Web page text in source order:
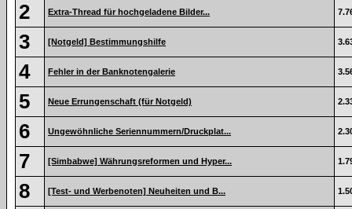
2 Extra-Thread für hochgeladene Bilder...
3 [Notgeld] Bestimmungshilfe
4 Fehler in der Banknotengalerie
5 Neue Errungenschaft (für Notgeld)
6 Ungewöhnliche Seriennummern/Druckplat...
7 [Simbabwe] Währungsreformen und Hyper...
8 [Test- und Werbenoten] Neuheiten und B...